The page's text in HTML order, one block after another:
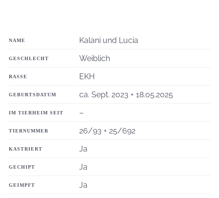
NAME Kalani und Lucia
GESCHLECHT Weiblich
RASSE EKH
GEBURTSDATUM ca. Sept. 2023 + 18.05.2025
IM TIERHEIM SEIT –
TIERNUMMER 26/93 + 25/692
KASTRIERT Ja
GECHIPT Ja
GEIMPFT Ja